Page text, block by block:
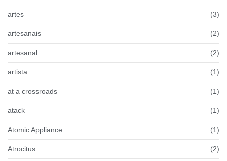
artes (3)
artesanais (2)
artesanal (2)
artista (1)
at a crossroads (1)
atack (1)
Atomic Appliance (1)
Atrocitus (2)